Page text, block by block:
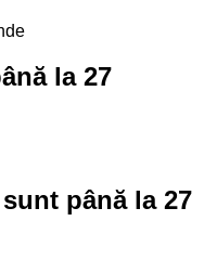
la 27
până la 27